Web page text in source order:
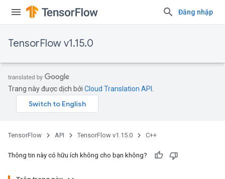
Đăng nhập
TensorFlow v1.15.0
Trang này được dịch bởi Cloud Translation API
TensorFlow API TensorFlow v1.15.0 C++
Thông tin này có hữu ích không cho bạn không?